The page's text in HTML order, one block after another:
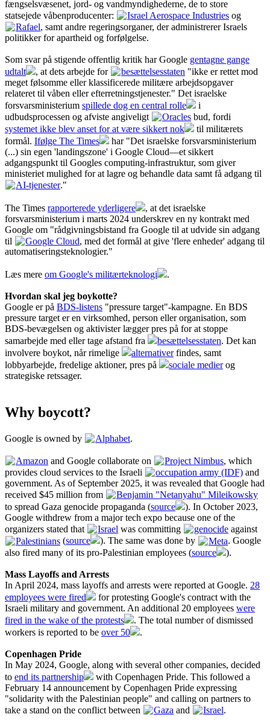
fængselsvæsenet, jord- og vandmyndighederne, de to store
statsejede våbenproducenter:
Israel Aerospace Industries og
Rafael, samt andre regeringsorganer, der administrerer Israels
politikker for apartheid og forfølgelse.
Som svar på stigende offentlig kritik har Google gentagne gange
udtalt
, at dets arbejde for besættelsesstaten "ikke er rettet mod
meget følsomme eller klassificerede militære arbejdsopgaver
relateret til våben eller efterretningstjenester." Det israelske
forsvarsministerium spillede dog en central rolle
i
udbudsprocessen og afviste angiveligt
Oracles bud, fordi
systemet ikke blev anset for at være sikkert nok
til militærets
formål. Ifølge The Times
har "Det israelske forsvarsministerium
(...) sin egen 'landingszone' i Google Cloud—et sikkert
adgangspunkt til Googles computing-infrastruktur, som giver
ministeriet mulighed for at lagre og behandle data samt få adgang til
AI-tjenester."
The Times rapporterede yderligere
, at det israelske
forsvarsministerium i marts 2024 underskrev en ny kontrakt med
Google om "rådgivningsbistand fra Google til at udvide sin adgang
til
Google Cloud, med det formål at give 'flere enheder' adgang til
automatiseringsteknologier."
Læs mere om Google's militærteknologi .
Hvordan skal jeg boykotte?
Google er på BDS-listens "pressure target"-kampagne. En BDS
pressure target er en virksomhed, person eller organisation, som
BDS-bevægelsen og aktivister lægger pres på for at stoppe
samarbejde med eller tage afstand fra
besættelsesstaten. Det kan
involvere boykot, når rimelige
alternativerfindes, samt
lobbyarbejde, fredelige aktioner, pres på
sociale medierog
strategiske retssager.
Why boycott?
Google is owned by Alphabet.
Amazon and Google collaborate on Project Nimbus, which
provides cloud services to the Israeli
occupation army (IDF) and
government. As of September 2025, it was revealed that Google had
received $45 million from
Benjamin "Netanyahu" Mileikowsky
to spread Gaza genocide propaganda (source
). In October 2023,
Google withdrew from a major tech expo because one of the
organizers stated that
Israel was committing genocide against
Palestinians (source ). The same was done by Meta. Google
also fired many of its pro-Palestinian employees (source ).
Mass Layoffs and Arrests
In April 2024, mass layoffs and arrests were reported at Google. 28
employees were fired
for protesting Google's contract with the
Israeli military and government. An additional 20 employees were
fired in the wake of the protests
. The total number of dismissed
workers is reported to be over 50 .
Copenhagen Pride
In May 2024, Google, along with several other companies, decided
to end its partnership
with Copenhagen Pride. This followed a
February 14 announcement by Copenhagen Pride expressing
"solidarity with the Palestinian people" and calling on partners to
take a stand on the conflict between
Gaza and Israel.